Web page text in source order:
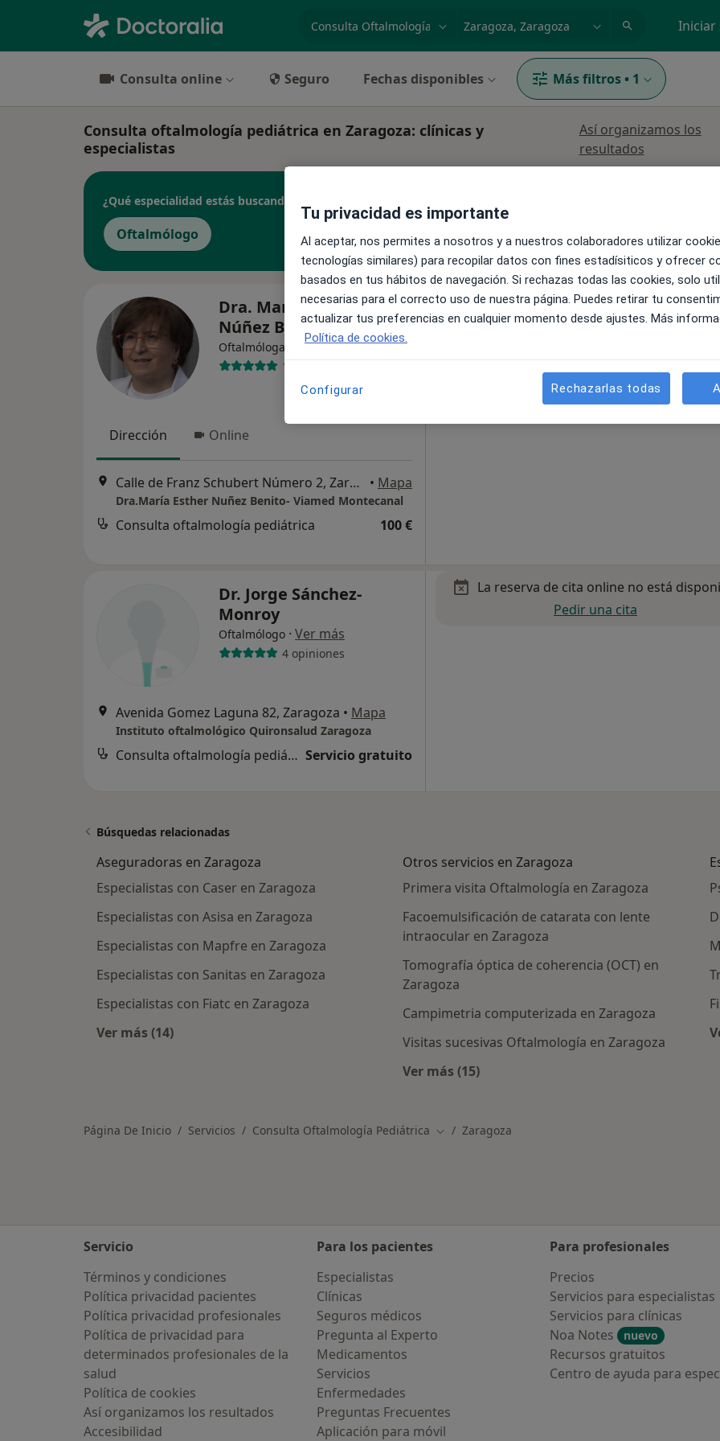
especialidad, enfermedad o nombre Iniciar
Consulta online Seguro Fechas disponibles Más filtros • 1
Consulta oftalmología pediátrica en Zaragoza: clínicas y
especialistas
Así organizamos los
resultados
¿Qué especialidad estás buscando?
Oftalmólogo
Dra. María Esther
Núñez Benito
Oftalmóloga Ver más
181 opiniones
Dirección Online
Calle de Franz Schubert Número 2, Zaragoza • Mapa
Dra.María Esther Nuñez Benito- Viamed Montecanal
Consulta oftalmología pediátrica 100 €
La reserva de cita online no está
Pedir una cita
Dr. Jorge Sánchez-
Monroy
Oftalmólogo · Ver más
4 opiniones
Avenida Gomez Laguna 82, Zaragoza • Mapa
Instituto oftalmológico Quironsalud Zaragoza
Consulta oftalmología pediátrica Servicio gratuito
La reserva de cita online no está
Pedir una cita
Búsquedas relacionadas
Aseguradoras en Zaragoza
Especialistas con Caser en Zaragoza
Especialistas con Asisa en Zaragoza
Especialistas con Mapfre en Zaragoza
Especialistas con Sanitas en Zaragoza
Especialistas con Fiatc en Zaragoza
Ver más (14)
Más en esta categoría: Aseguradoras en Zaragoza
Otros servicios en Zaragoza
Primera visita Oftalmología en Zaragoza
Facoemulsificación de catarata con lente
intraocular en Zaragoza
Tomografía óptica de coherencia (OCT) en
Zaragoza
Campimetria computerizada en Zaragoza
Visitas sucesivas Oftalmología en Zaragoza
Ver más (15)
Página De Inicio Servicios Consulta Oftalmología Pediátrica Cambiar de ciudad
Zaragoza
Servicio
Términos y condiciones
Política privacidad pacientes
Política privacidad profesionales
Política de privacidad para
determinados profesionales de la
salud
Política de cookies
Así organizamos los resultados
Accesibilidad
Para los pacientes
Especialistas
Clínicas
Seguros médicos
Pregunta al Experto
Medicamentos
Servicios
Enfermedades
Preguntas Frecuentes
Aplicación para móvil
Para profesionales
Precios
Servicios para especialistas
Servicios para clínicas
Noa Notes
nuevo
Recursos gratuitos
Centro de ayuda para
Tu privacidad es importante
Al aceptar, nos permites a nosotros y a nuestros colaboradores utilizar
tecnologías similares) para recopilar datos con fines estadísiticos y ofrecer
basados en tus hábitos de navegación. Si rechazas todas las cookies, solo
necesarias para el correcto uso de nuestra página. Puedes retirar tu
actualizar tus preferencias en cualquier momento desde ajustes. Más
Política de cookies.
Configurar Rechazarlas todas